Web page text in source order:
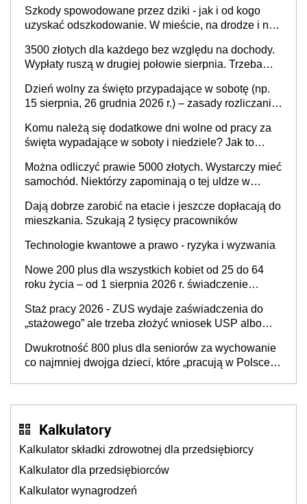
Szkody spowodowane przez dziki - jak i od kogo
uzyskać odszkodowanie. W mieście, na drodze i na
3500 złotych dla każdego bez względu na dochody.
Wypłaty ruszą w drugiej połowie sierpnia. Trzeba
Dzień wolny za święto przypadające w sobotę (np.
15 sierpnia, 26 grudnia 2026 r.) – zasady rozliczania
i administracja publiczna), najczęstsze pytania
Komu należą się dodatkowe dni wolne od pracy za
święta wypadające w soboty i niedziele? Jak to
Można odliczyć prawie 5000 złotych. Wystarczy mieć
samochód. Niektórzy zapominają o tej uldze w
Dają dobrze zarobić na etacie i jeszcze dopłacają do
mieszkania. Szukają 2 tysięcy pracowników
Technologie kwantowe a prawo - ryzyka i wyzwania
Nowe 200 plus dla wszystkich kobiet od 25 do 64
roku życia – od 1 sierpnia 2026 r. świadczenie
Staż pracy 2026 - ZUS wydaje zaświadczenia do
„stażowego” ale trzeba złożyć wniosek USP albo
zaświadczenie z ZUS?
Dwukrotność 800 plus dla seniorów za wychowanie
co najmniej dwojga dzieci, które „pracują w Polsce i
Kalkulatory
Kalkulator składki zdrowotnej dla przedsiębiorcy
Kalkulator dla przedsiębiorców
Kalkulator wynagrodzeń